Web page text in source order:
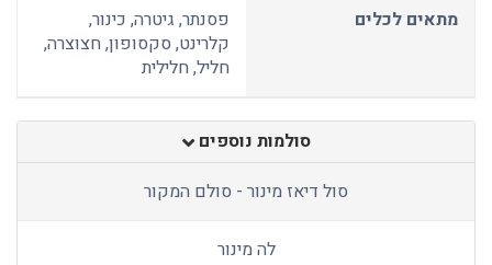
מתאים לכלים
פסנתר, גיטרה, כינור,
קלרינט, סקסופון, חצוצרה,
חליל, חלילית
סולמות נוספים
סול דיאז מינור - סולם המקור
לה מינור